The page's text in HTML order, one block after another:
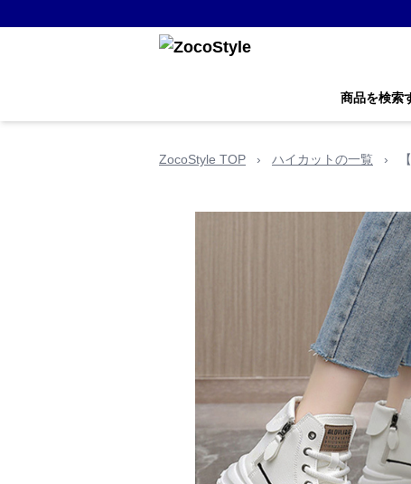
商品を検索
ZocoStyle TOP › ハイカットの一覧 ›